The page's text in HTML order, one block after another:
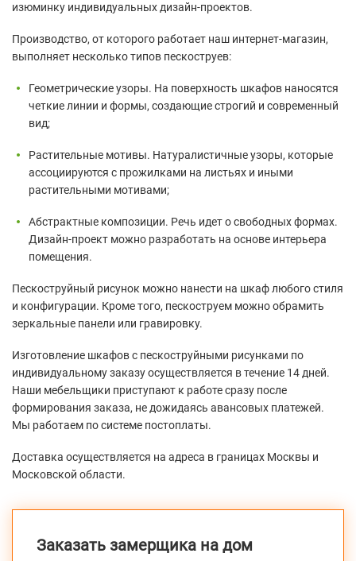
изюминку индивидуальных дизайн-проектов.
Производство, от которого работает наш интернет-магазин,
выполняет несколько типов пескоструев:
Геометрические узоры. На поверхность шкафов наносятся
четкие линии и формы, создающие строгий и современный
вид;
Растительные мотивы. Натуралистичные узоры, которые
ассоциируются с прожилками на листьях и иными
растительными мотивами;
Абстрактные композиции. Речь идет о свободных формах.
Дизайн-проект можно разработать на основе интерьера
помещения.
Пескоструйный рисунок можно нанести на шкаф любого стиля
и конфигурации. Кроме того, пескоструем можно обрамить
зеркальные панели или гравировку.
Изготовление шкафов с пескоструйными рисунками по
индивидуальному заказу осуществляется в течение 14 дней.
Наши мебельщики приступают к работе сразу после
формирования заказа, не дожидаясь авансовых платежей.
Мы работаем по системе постоплаты.
Доставка осуществляется на адреса в границах Москвы и
Московской области.
Заказать замерщика на дом